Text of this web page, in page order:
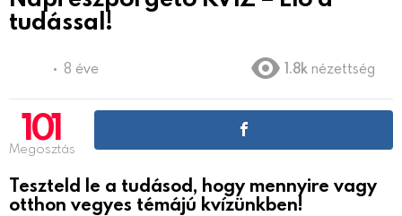
tudással!
8 éve 1.8k nézettség
101
Megosztás
Teszteld le a tudásod, hogy mennyire vagy
otthon vegyes témájú kvízünkben!